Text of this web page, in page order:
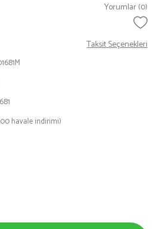
Yorumlar (0)
Taksit Seçenekleri
havale indirimi)